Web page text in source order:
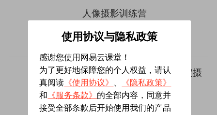
人像摄影训练营
￥188
人民攻摄：零基础轻松搞定摄
影
4.9 116703人学过
免费
使用协议与隐私政策
感谢您使用网易云课堂！
为了更好地保障您的个人权益，请认
真阅读 《使用协议》 、
《隐私政策》
和 《服务条款》 的全部内容，同意并
接受全部条款后开始使用我们的产品